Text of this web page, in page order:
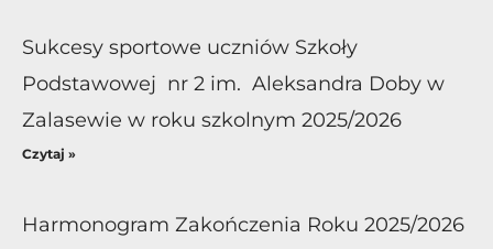
Sukcesy sportowe uczniów Szkoły
Podstawowej nr 2 im. Aleksandra Doby w
Zalasewie w roku szkolnym 2025/2026
Czytaj »
Harmonogram Zakończenia Roku 2025/2026